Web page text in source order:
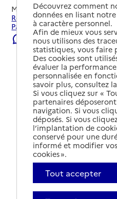
Mis à jour le07/08/2026
Rechercher les
Paul-Trois-Châteaux.
Signaler une erreur
Découvrez comment
données en lisant
à caractère personnel.
Afin de mieux vous
nous utilisons des
statistiques, vous
Des cookies sont
évaluer la
personnalisée en
savoir plus, consultez
Si vous cliquez sur «
partenaires
navigation. Si vous
déposés. Si vous
l’implantation de
conservé pour une
informé et modifier
cookies ».
Tout accepter